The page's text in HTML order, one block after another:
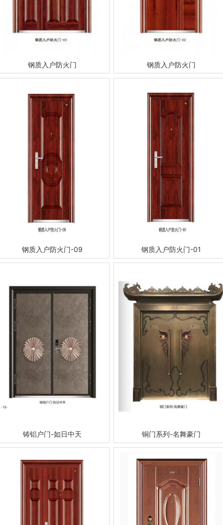
钢质入户防火门 钢质入户防火门
钢质入户防火门-09 钢质入户防火门-01
铸铝户门-如日中天 铜门系列-名舞豪门